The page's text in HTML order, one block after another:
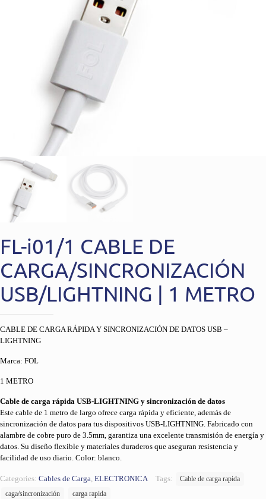
FL-i01/1 CABLE DE
CARGA/SINCRONIZACIÓN
USB/LIGHTNING | 1 METRO
CABLE DE CARGA RÁPIDA Y SINCRONIZACIÓN DE DATOS USB –
LIGHTNING
Marca: FOL
1 METRO
Cable de carga rápida USB-LIGHTNING y sincronización de datos
Este cable de 1 metro de largo ofrece carga rápida y eficiente, además de
sincronización de datos para tus dispositivos USB-LIGHTNING. Fabricado con
alambre de cobre puro de 3.5mm, garantiza una excelente transmisión de energía y
datos. Su diseño flexible y materiales duraderos que aseguran resistencia y
facilidad de uso diario. Color: blanco.
Categories: Cables de Carga, ELECTRONICA Tags:
Cable de carga rapida
caga/sincronización
carga rapida